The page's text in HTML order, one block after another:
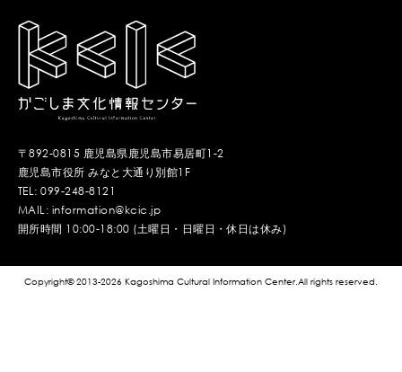
〒892-0815 鹿児島県鹿児島市易居町1-2
鹿児島市役所 みなと大通り別館1F
TEL: 099-248-8121
MAIL: information@kcic.jp
開所時間 10:00-18:00 (土曜日・日曜日・休日は休み)
Copyright© 2013-2026 Kagoshima Cultural Information Center.All rights reserved.